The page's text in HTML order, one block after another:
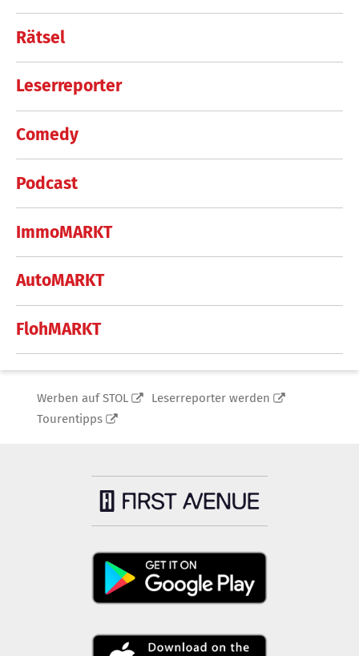
Rätsel
Leserreporter
Comedy
Podcast
ImmoMARKT
AutoMARKT
FlohMARKT
Werben auf STOL
Leserreporter werden
Tourentipps